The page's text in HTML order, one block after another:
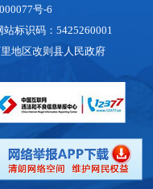
号-6
识码：5425260001
地区改则县人民政府